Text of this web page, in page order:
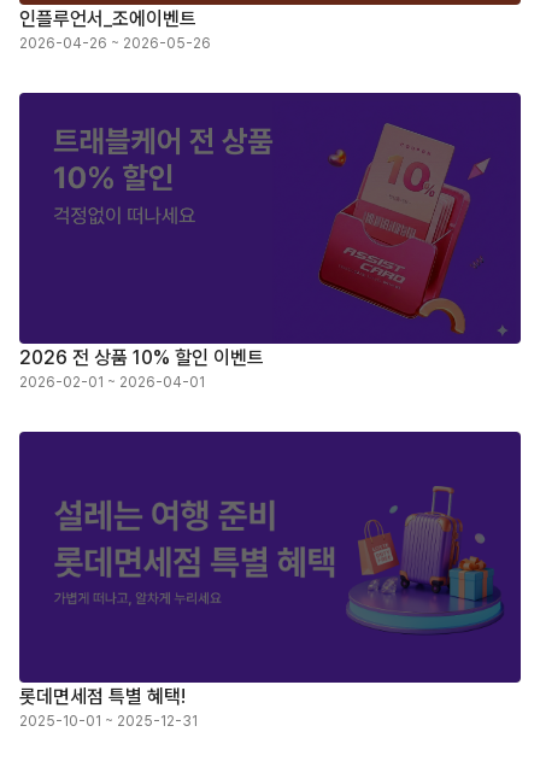
인플루언서_조에이벤트
2026-04-26 ~ 2026-05-26
2026 전 상품 10% 할인 이벤트
2026-02-01 ~ 2026-04-01
롯데면세점 특별 혜택!
2025-10-01 ~ 2025-12-31